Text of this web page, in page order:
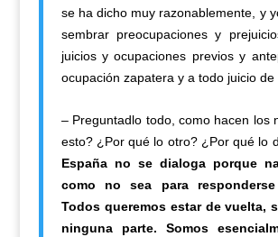
se ha dicho muy razonablemente, y
sembrar preocupaciones y
juicios y ocupaciones previos y
ocupación zapatera y a todo juicio de
– Preguntadlo todo, como hacen los
esto? ¿Por qué lo otro? ¿Por qué lo
España no se dialoga porque
como no sea para
Todos queremos estar de vuelta,
ninguna parte. Somos